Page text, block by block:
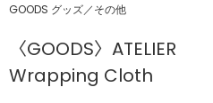
GOODS グッズ／その他
〈GOODS〉ATELIER
Wrapping Cloth